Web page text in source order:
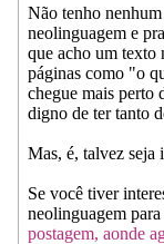
Não tenho
neolinguagem e
que acho um texto
páginas como "o
chegue mais perto
digno de ter tanto
Mas, é, talvez seja
Se você tiver
neolinguagem
postagem, aonde